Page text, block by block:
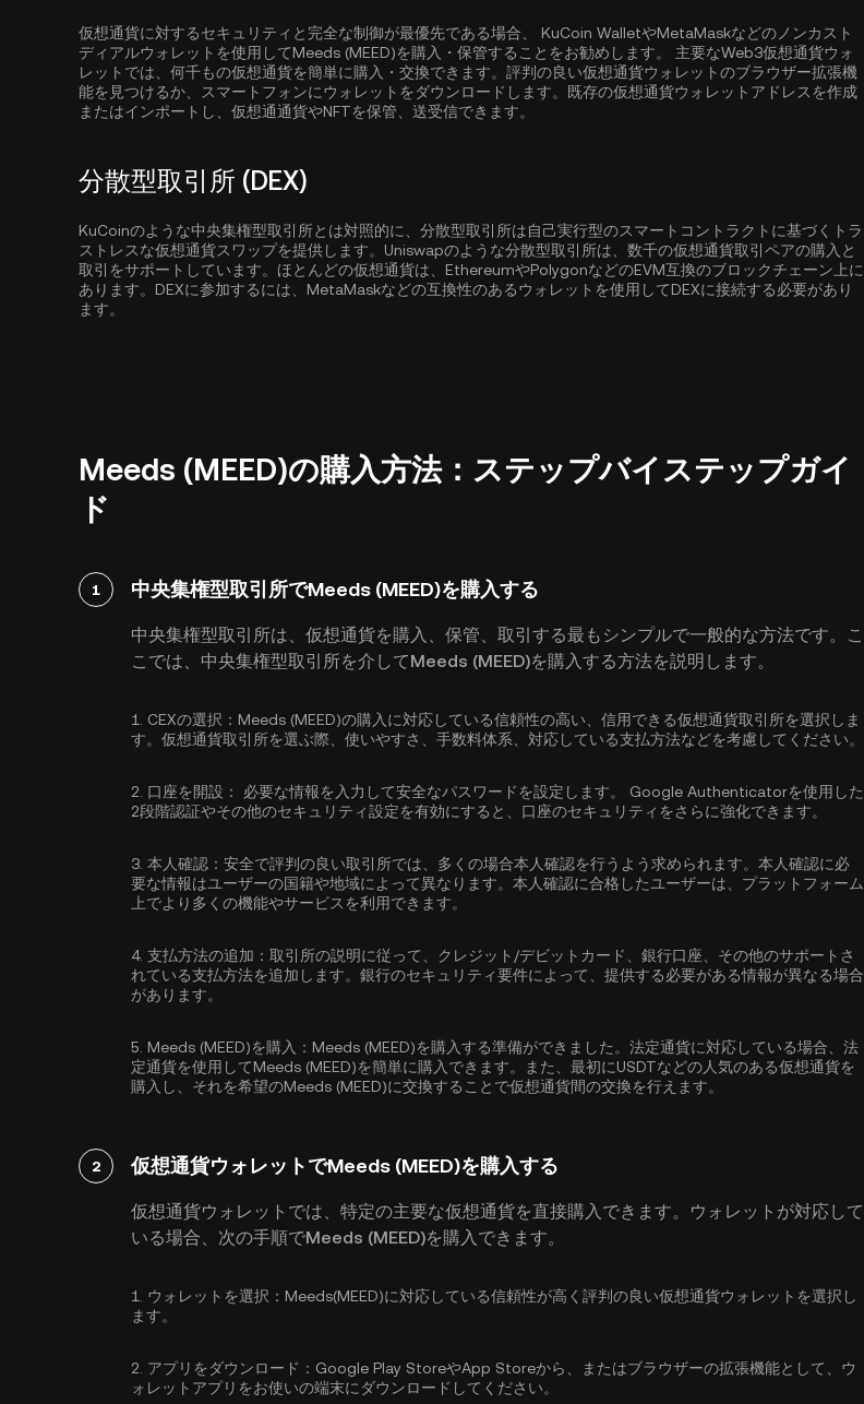
仮想通貨に対するセキュリティと完全な制御が最優先である場合、 KuCoin WalletやMetaMaskなどのノンカスト
ディアルウォレットを使用してMeeds (MEED)を購入・保管することをお勧めします。 主要なWeb3仮想通貨ウォ
レットでは、何千もの仮想通貨を簡単に購入・交換できます。評判の良い仮想通貨ウォレットのブラウザー拡張機
能を見つけるか、スマートフォンにウォレットをダウンロードします。既存の仮想通貨ウォレットアドレスを作成
またはインポートし、仮想通通貨やNFTを保管、送受信できます。
分散型取引所 (DEX)
KuCoinのような中央集権型取引所とは対照的に、分散型取引所は自己実行型のスマートコントラクトに基づくトラ
ストレスな仮想通貨スワップを提供します。Uniswapのような分散型取引所は、数千の仮想通貨取引ペアの購入と
取引をサポートしています。ほとんどの仮想通貨は、 EthereumやPolygonなどのEVM互換のブロックチェーン上に
あります。DEXに参加するには、MetaMaskなどの互換性のあるウォレットを使用してDEXに接続する必要があり
ます。
Meeds (MEED)の購入方法：ステップバイステップガイ
ド
1 中央集権型取引所でMeeds (MEED)を購入する
中央集権型取引所は、仮想通貨を購入、保管、取引する最もシンプルで一般的な方法です。こ
こでは、中央集権型取引所を介してMeeds (MEED)を購入する方法を説明します。
1. CEXの選択： Meeds (MEED)の購入に対応している信頼性の高い、信用できる仮想通貨取引所を選択しま
す。仮想通貨取引所を選ぶ際、使いやすさ、手数料体系、対応している支払方法などを考慮してください。
2. 口座を開設： 必要な情報を入力して安全なパスワードを設定します。 Google Authenticatorを使用した
2段階認証やその他のセキュリティ設定を有効にすると、口座のセキュリティをさらに強化できます。
3. 本人確認： 安全で評判の良い取引所では、多くの場合本人確認を行うよう求められます。本人確認に必
要な情報はユーザーの国籍や地域によって異なります。本人確認に合格したユーザーは、プラットフォーム
上でより多くの機能やサービスを利用できます。
4. 支払方法の追加： 取引所の説明に従って、クレジット/デビットカード、銀行口座、その他のサポートさ
れている支払方法を追加します。銀行のセキュリティ要件によって、提供する必要がある情報が異なる場合
があります。
5. Meeds (MEED)を購入： Meeds (MEED)を購入する準備ができました。法定通貨に対応している場合、法
定通貨を使用してMeeds (MEED)を簡単に購入できます。また、最初にUSDTなどの人気のある仮想通貨を
購入し、それを希望のMeeds (MEED)に交換することで仮想通貨間の交換を行えます。
2 仮想通貨ウォレットでMeeds (MEED)を購入する
仮想通貨ウォレットでは、特定の主要な仮想通貨を直接購入できます。ウォレットが対応して
いる場合、次の手順でMeeds (MEED)を購入できます。
1. ウォレットを選択： Meeds(MEED)に対応している信頼性が高く評判の良い仮想通貨ウォレットを選択し
ます。
2. アプリをダウンロード： Google Play StoreやApp Storeから、またはブラウザーの拡張機能として、ウ
ォレットアプリをお使いの端末にダウンロードしてください。